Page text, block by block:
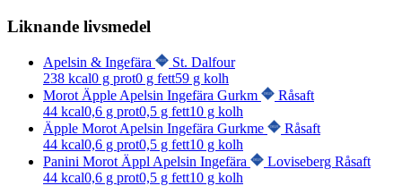
Liknande livsmedel
Apelsin & Ingefära
St. Dalfour
238 kcal0 g prot0 g fett59 g kolh
Morot Äpple Apelsin Ingefära Gurkm
Råsaft
44 kcal0,6 g prot0,5 g fett10 g kolh
Äpple Morot Apelsin Ingefära Gurkme
Råsaft
44 kcal0,6 g prot0,5 g fett10 g kolh
Panini Morot Äppl Apelsin Ingefära
Loviseberg Råsaft
44 kcal0,6 g prot0,5 g fett10 g kolh